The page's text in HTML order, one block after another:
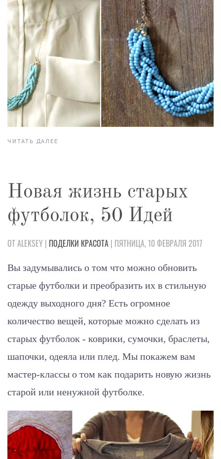
ЧИТАТЬ ДАЛЕЕ
Новая жизнь старых
футболок, 50 Идей
ОТ ALEKSEY | ПОДЕЛКИ КРАСОТА | ПЯТНИЦА, 10 ФЕВРАЛЯ 2017
Вы задумывались о том что можно обновить
старые футболки и преобразить их в стильную
одежду выходного дня? Есть огромное
количество вещей, которые можно сделать из
старых футболок - коврики, сумочки, браслеты,
шапочки, одеяла или плед. Мы покажем вам
мастер-классы о том как подарить новую жизнь
старой или ненужной футболке.